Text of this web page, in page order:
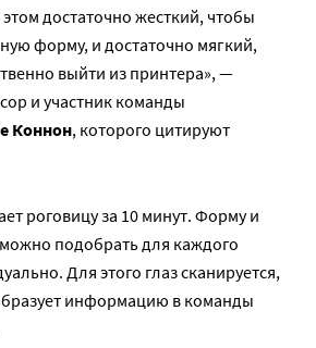
достаточно жесткий, чтобы
форму, и достаточно мягкий,
выйти из принтера», —
и участник команды
Коннон, которого цитируют
роговицу за 10 минут. Форму и
подобрать для каждого
Для этого глаз сканируется,
информацию в команды